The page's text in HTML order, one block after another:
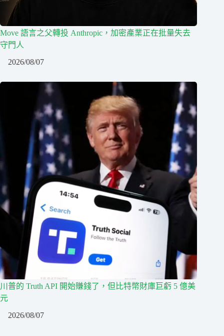
Move 語言之父轉投 Anthropic，加密產業正在批量失去
守門人
2026/08/07
川普的 Truth API 開始賺錢了，但比特幣財庫巨虧 5 億美
元
2026/08/07